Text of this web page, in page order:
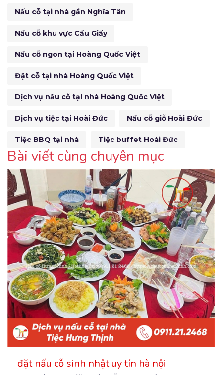
Nấu cỗ tại nhà gần Nghĩa Tân
Nấu cỗ khu vực Cầu Giấy
Nấu cỗ ngon tại Hoàng Quốc Việt
Đặt cỗ tại nhà Hoàng Quốc Việt
Dịch vụ nấu cỗ tại nhà Hoàng Quốc Việt
Dịch vụ tiệc tại Hoài Đức Nấu cỗ giỗ Hoài Đức
Tiệc BBQ tại nhà Tiệc buffet Hoài Đức
Bài viết cùng chuyên mục
đặt nấu cỗ sinh nhật uy tín hà nội